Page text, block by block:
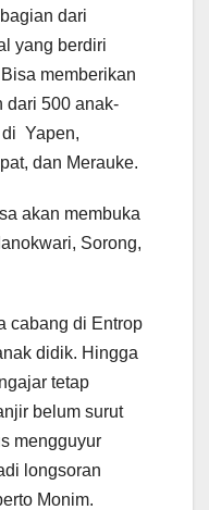
dari
yang berdiri
memberikan
dari 500 anak-
Yapen,
dan Merauke.
akan membuka
Sorong,
cabang di Entrop
didik. Hingga
tetap
belum surut
mengguyur
longsoran
Monim.